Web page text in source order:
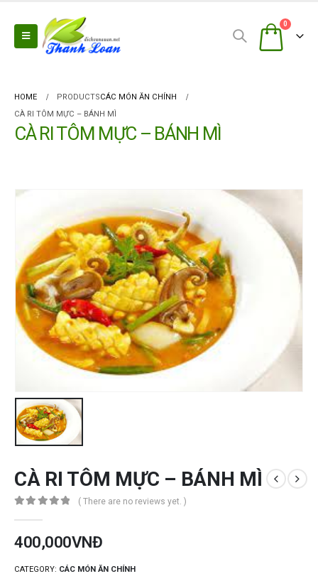
0
HOME PRODUCTSCÁC MÓN ĂN CHÍNH
CÀ RI TÔM MỰC – BÁNH MÌ
CÀ RI TÔM MỰC – BÁNH MÌ
CÀ RI TÔM MỰC – BÁNH MÌ
( There are no reviews yet. )
400,000VNĐ
CATEGORY: CÁC MÓN ĂN CHÍNH